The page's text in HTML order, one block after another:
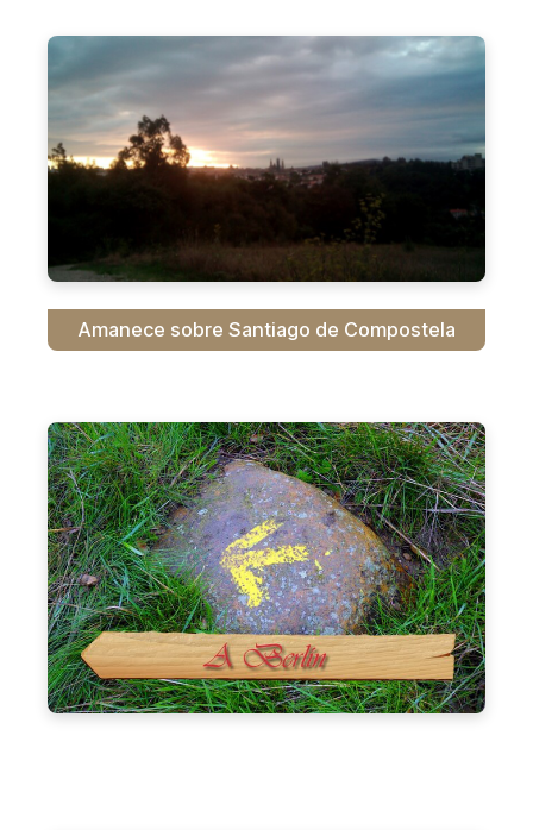
Amanece sobre Santiago de Compostela